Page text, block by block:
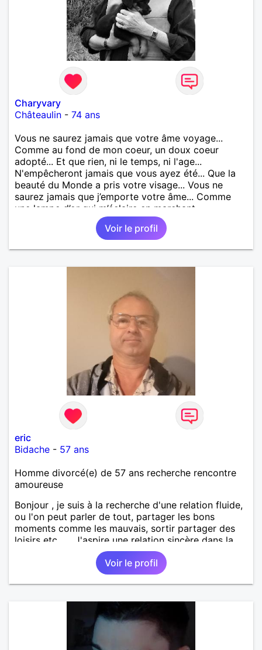
Charyvary
Châteaulin - 74 ans
Vous ne saurez jamais que votre âme voyage...
Comme au fond de mon coeur, un doux coeur
adopté... Et que rien, ni le temps, ni l'age...
N'empêcheront jamais que vous ayez été... Que la
beauté du Monde a pris votre visage... Vous ne
saurez jamais que j’emporte votre âme... Comme
une lampe d’or qui m’éclaire en marchant...
Voir le profil
eric
Bidache - 57 ans
Homme divorcé(e) de 57 ans recherche rencontre
amoureuse
Bonjour , je suis à la recherche d'une relation fluide,
ou l'on peut parler de tout, partager les bons
moments comme les mauvais, sortir partager des
loisirs etc.... . J'aspire une relation sincère dans la
Voir le profil